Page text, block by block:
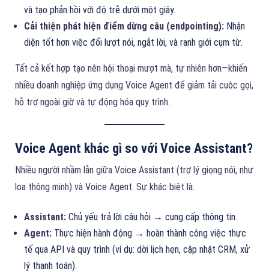
và tạo phản hồi với độ trễ dưới một giây.
Cải thiện phát hiện điểm dừng câu (endpointing): Nhận
diện tốt hơn việc đổi lượt nói, ngắt lời, và ranh giới cụm từ.
Tất cả kết hợp tạo nên hội thoại mượt mà, tự nhiên hơn—khiến
nhiều doanh nghiệp ứng dụng Voice Agent để giảm tải cuộc gọi,
hỗ trợ ngoài giờ và tự động hóa quy trình.
Voice Agent khác gì so với Voice Assistant?
Nhiều người nhầm lẫn giữa Voice Assistant (trợ lý giọng nói, như
loa thông minh) và Voice Agent. Sự khác biệt là:
Assistant: Chủ yếu trả lời câu hỏi → cung cấp thông tin.
Agent: Thực hiện hành động → hoàn thành công việc thực
tế qua API và quy trình (ví dụ: dời lịch hẹn, cập nhật CRM, xử
lý thanh toán).